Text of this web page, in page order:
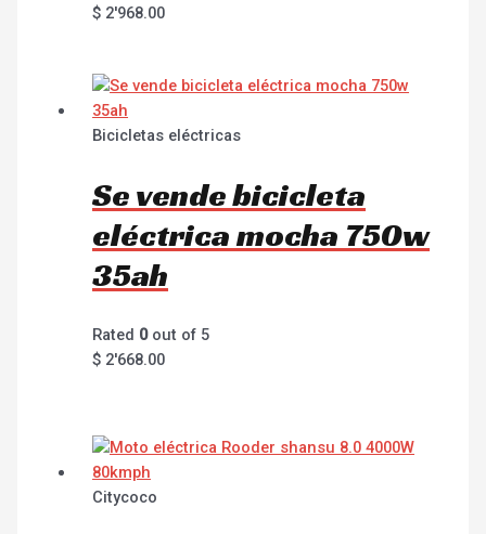
$ 2'968.00
Bicicletas eléctricas
Se vende bicicleta
eléctrica mocha 750w
35ah
Rated 0out of 5
$ 2'668.00
Citycoco